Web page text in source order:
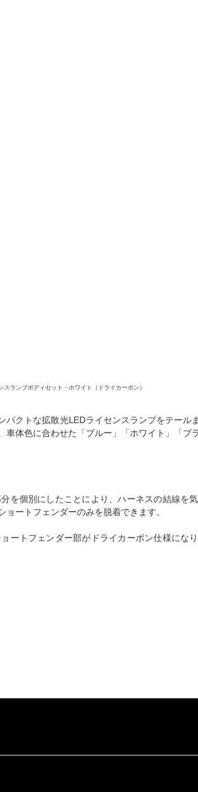
ランプボディセット・ホワイト（ドライカーボン）
クトな拡散光LEDライセンスランプをテール
体色に合わせた「ブルー」「ホワイト」「ブ
を個別にしたことにより、ハーネスの結線を
ートフェンダーのみを脱着できます。
ートフェンダー部がドライカーボン仕様にな